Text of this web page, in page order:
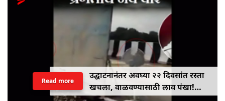
उद्घाटनानंतर अवघ्या २२ दिवसांत रस्ता
खचला, वाळवण्यासाठी लाव पंखा!
Read more